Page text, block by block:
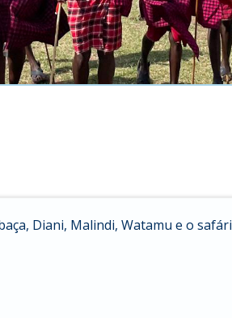
Diani, Malindi, Watamu e o safári